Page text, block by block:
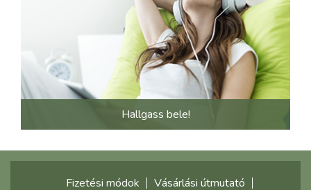
Hallgass bele!
Fizetési módok Vásárlási útmutató